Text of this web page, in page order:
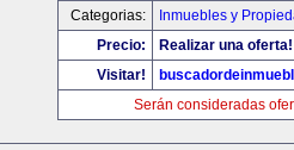
Categorias:
Inmuebles y
Precio:
Realizar una oferta!
Visitar!
Serán consideradas